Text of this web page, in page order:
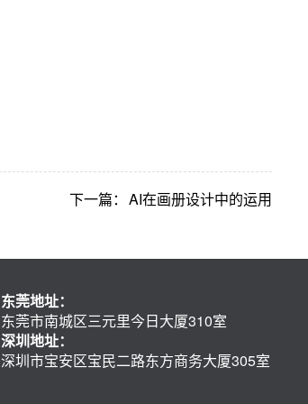
下一篇： AI在画册设计中的运用
东莞地址：
东莞市南城区三元里今日大厦310室
深圳地址：
深圳市宝安区宝民二路东方商务大厦305室